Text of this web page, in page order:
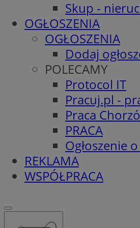
Skup -
OGŁOSZENIA
OGŁOSZENIA
Dodaj
POLECAMY
Protocol IT
Pracuj.pl -
Praca
PRACA
Ogłoszenie
REKLAMA
WSPÓŁPRACA